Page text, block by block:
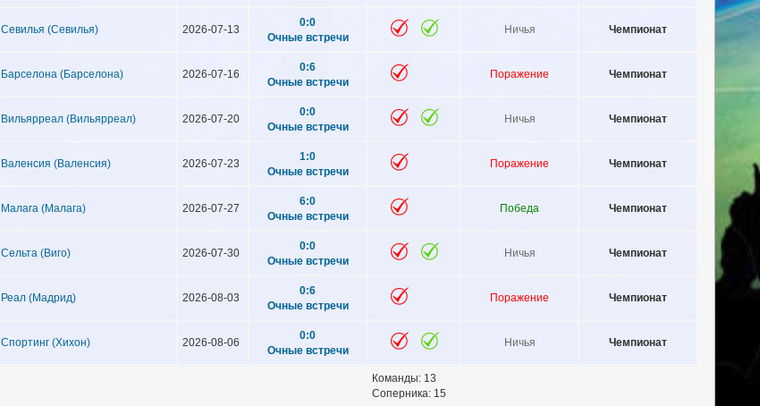
Севилья (Севилья) 2026-07-13
0:0
Очные встречи
Ничья Чемпионат
Барселона (Барселона) 2026-07-16
0:6
Очные встречи
Поражение Чемпионат
Вильярреал (Вильярреал) 2026-07-20
0:0
Очные встречи
Ничья Чемпионат
Валенсия (Валенсия) 2026-07-23
1:0
Очные встречи
Поражение Чемпионат
Малага (Малага) 2026-07-27
6:0
Очные встречи
Победа Чемпионат
Сельта (Виго) 2026-07-30
0:0
Очные встречи
Ничья Чемпионат
Реал (Мадрид) 2026-08-03
0:6
Очные встречи
Поражение Чемпионат
Спортинг (Хихон) 2026-08-06
0:0
Очные встречи
Ничья Чемпионат
Команды: 13
Соперника: 15